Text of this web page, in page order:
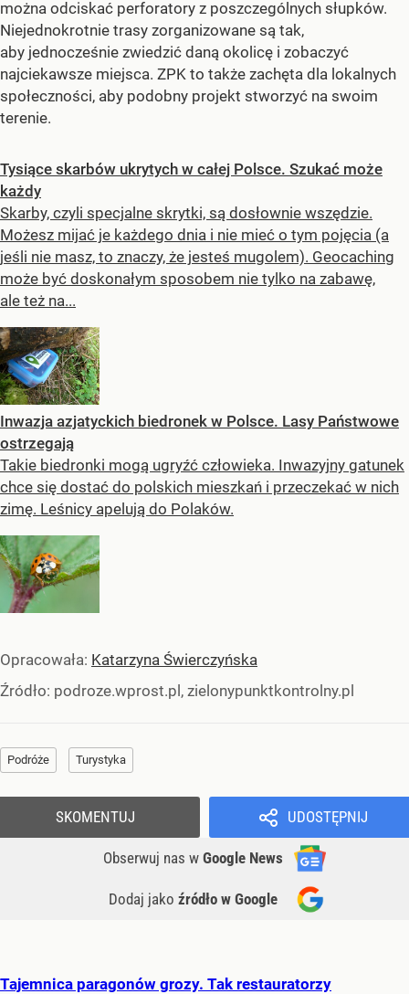
można odciskać perforatory z poszczególnych słupków.
Niejednokrotnie trasy zorganizowane są tak,
aby jednocześnie zwiedzić daną okolicę i zobaczyć
najciekawsze miejsca. ZPK to także zachęta dla lokalnych
społeczności, aby podobny projekt stworzyć na swoim
terenie.
Tysiące skarbów ukrytych w całej Polsce. Szukać może
każdy
Skarby, czyli specjalne skrytki, są dosłownie wszędzie.
Możesz mijać je każdego dnia i nie mieć o tym pojęcia (a
jeśli nie masz, to znaczy, że jesteś mugolem). Geocaching
może być doskonałym sposobem nie tylko na zabawę,
ale też na...
Inwazja azjatyckich biedronek w Polsce. Lasy Państwowe
ostrzegają
Takie biedronki mogą ugryźć człowieka. Inwazyjny gatunek
chce się dostać do polskich mieszkań i przeczekać w nich
zimę. Leśnicy apelują do Polaków.
Opracowała: Katarzyna Świerczyńska
Źródło: podroze.wprost.pl, zielonypunktkontrolny.pl
Podróże Turystyka
UDOSTĘPNIJ
Obserwuj nas w Google News
Dodaj jako źródło w Google
SKOMENTUJ
Tajemnica paragonów grozy. Tak restauratorzy